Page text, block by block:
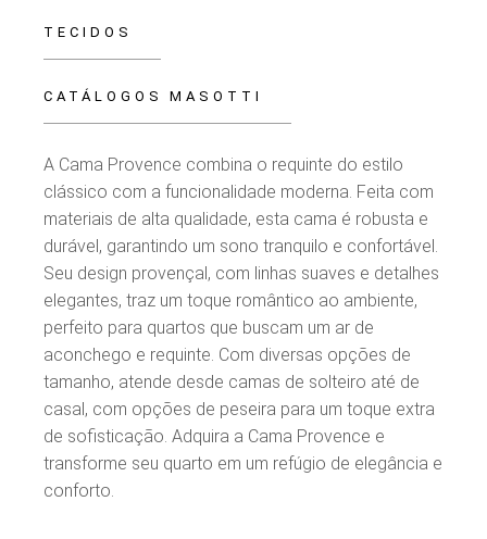
TECIDOS
CATÁLOGOS MASOTTI
A Cama Provence combina o requinte do estilo
clássico com a funcionalidade moderna. Feita com
materiais de alta qualidade, esta cama é robusta e
durável, garantindo um sono tranquilo e confortável.
Seu design provençal, com linhas suaves e detalhes
elegantes, traz um toque romântico ao ambiente,
perfeito para quartos que buscam um ar de
aconchego e requinte. Com diversas opções de
tamanho, atende desde camas de solteiro até de
casal, com opções de peseira para um toque extra
de sofisticação. Adquira a Cama Provence e
transforme seu quarto em um refúgio de elegância e
conforto.